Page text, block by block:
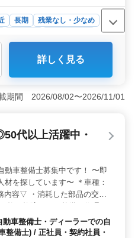
長期
残業なし・少なめ
整備士業務の求人。 勤務
く、車通勤可能。アクセス
です。 ＜待遇＞ 年収400
会保険完備など、福利厚生
中高年活躍中＞ 中高年
整備経験5年以上の経験と
を得られる環境です。
詳しく見る
期間 2026/08/02〜2026/11/01
代以上活躍中・
動車整備士募集中です！ 〜即
材を探しています〜 ＊車種：
内容▽ ・消耗した部品の交換
気系統などの点検 ・重要部分
善、修理 ・一部フロント業務
車整備士・ディーラーでの自
整備士) / 正社員・契約社員・